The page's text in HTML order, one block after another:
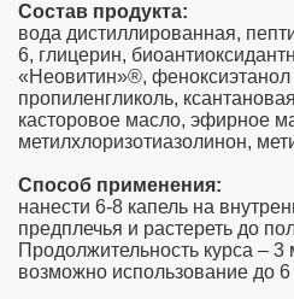
Состав продукта:
вода дистиллированная,
6, глицерин,
«Неовитин»®, феноксиэтанол
пропиленгликоль,
касторовое масло, эфирное
метилхлоризотиазолинон,
Способ применения:
нанести 6-8 капель на
предплечья и растереть до
Продолжительность курса –
возможно использование до